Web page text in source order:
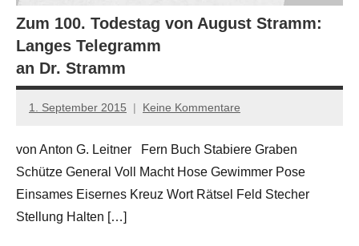
Zum 100. Todestag von August Stramm:
Langes Telegramm
an Dr. Stramm
1. September 2015
Anton
Leitner
Keine Kommentare
von Anton G. Leitner Fern Buch Stabiere Graben
Schütze General Voll Macht Hose Gewimmer Pose
Einsames Eisernes Kreuz Wort Rätsel Feld Stecher
Stellung Halten […]